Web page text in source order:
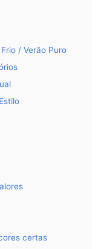
/ Verão Puro
certas